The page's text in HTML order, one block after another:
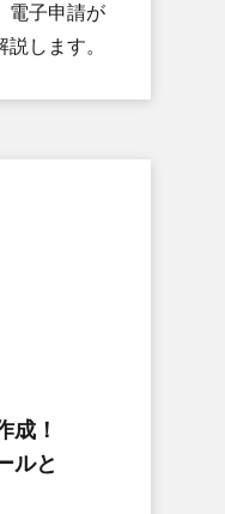
電子申請が​
します。
成！​
ルと​